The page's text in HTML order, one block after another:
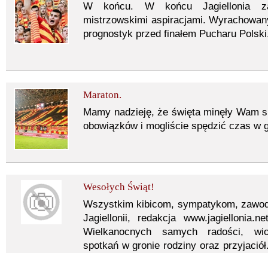
W końcu. W końcu Jagiellonia
mistrzowskimi aspiracjami.
prognostyk przed finałem Pucharu
Maraton.
Mamy nadzieję, że święta minęły Wam
obowiązków i mogliście spędzić czas w
Wesołych Świąt!
Wszystkim kibicom, sympatykom,
Jagiellonii, redakcja
Wielkanocnych samych radości,
spotkań w gronie rodziny oraz